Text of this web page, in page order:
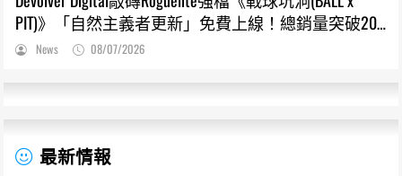
PIT)》「自然主義者更新」免費上線！總銷量突破200
萬份，遊戲史低66折熱銷中
News 08/07/2026
最新情報